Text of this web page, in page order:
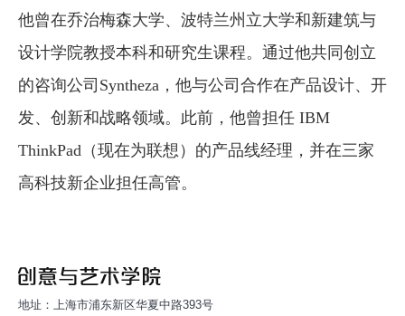
他曾在乔治梅森大学、波特兰州立大学和新建筑与
设计学院教授本科和研究生课程。通过他共同创立
的咨询公司Syntheza，他与公司合作在产品设计、开
发、创新和战略领域。此前，他曾担任 IBM
ThinkPad （现在为联想）的产品线经理，并在三家
高科技新企业担任高管。
地址：上海市浦东新区华夏中路393号